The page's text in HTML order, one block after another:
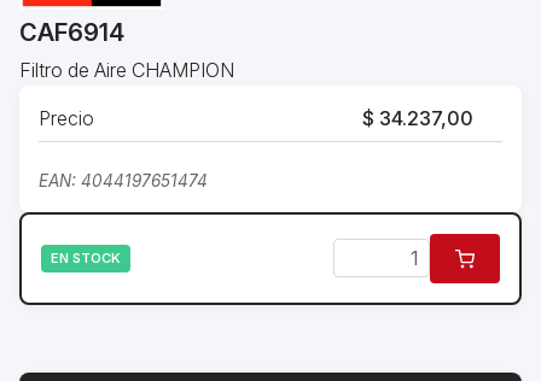
CAF6914
Filtro de Aire CHAMPION
Precio
$ 34.237,00
EAN: 4044197651474
EN STOCK